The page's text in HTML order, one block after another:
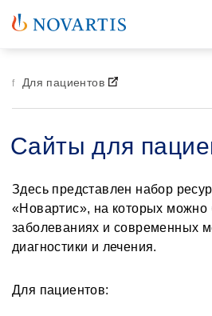
Для пациентов
Сайты для
Здесь представлен набор
«Новартис», на которых можно
заболеваниях и современных
диагностики и лечения.
Для пациентов: